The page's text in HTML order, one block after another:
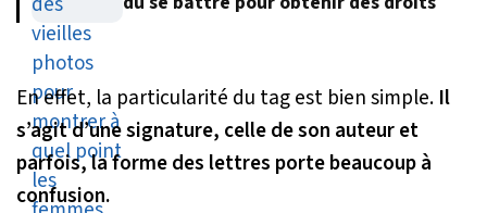
En effet, la particularité du tag est bien simple. Il
s’agit d’une signature, celle de son auteur et
parfois, la forme des lettres porte beaucoup à
confusion.